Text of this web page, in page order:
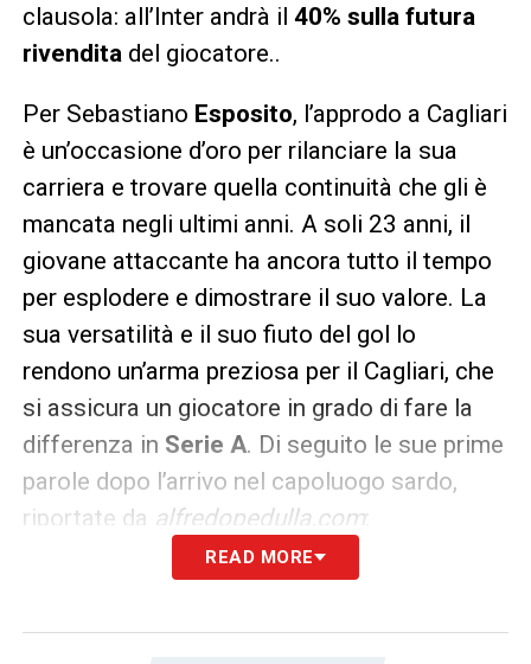
clausola: all’Inter andrà il 40% sulla futura
rivenditadel giocatore..
Per Sebastiano Esposito, l’approdo a Cagliari
è un’occasione d’oro per rilanciare la sua
carriera e trovare quella continuità che gli è
mancata negli ultimi anni. A soli 23 anni, il
giovane attaccante ha ancora tutto il tempo
per esplodere e dimostrare il suo valore. La
sua versatilità e il suo fiuto del gol lo
rendono un’arma preziosa per il Cagliari, che
si assicura un giocatore in grado di fare la
differenza in Serie A. Di seguito le sue prime
parole dopo l’arrivo nel capoluogo sardo,
riportate da alfredopedulla.com:
LE PRIME PAROLE –«Con Pisacane ci
READ MORE